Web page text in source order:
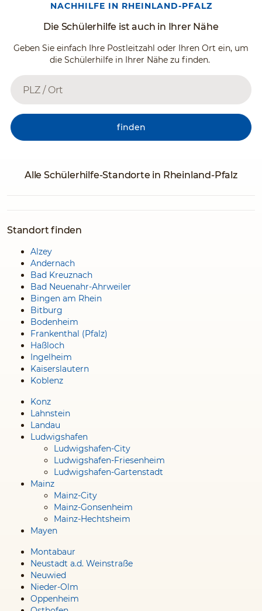
NACHHILFE IN RHEINLAND-PFALZ
Die Schülerhilfe ist auch in Ihrer Nähe
Geben Sie einfach Ihre Postleitzahl oder Ihren Ort ein, um
die Schülerhilfe in Ihrer Nähe zu finden.
finden
Alle Schülerhilfe-Standorte in Rheinland-Pfalz
Standort finden
Alzey
Andernach
Bad Kreuznach
Bad Neuenahr-Ahrweiler
Bingen am Rhein
Bitburg
Bodenheim
Frankenthal (Pfalz)
Haßloch
Ingelheim
Kaiserslautern
Koblenz
Konz
Lahnstein
Landau
Ludwigshafen
Ludwigshafen-City
Ludwigshafen-Friesenheim
Ludwigshafen-Gartenstadt
Mainz
Mainz-City
Mainz-Gonsenheim
Mainz-Hechtsheim
Mayen
Montabaur
Neustadt a.d. Weinstraße
Neuwied
Nieder-Olm
Oppenheim